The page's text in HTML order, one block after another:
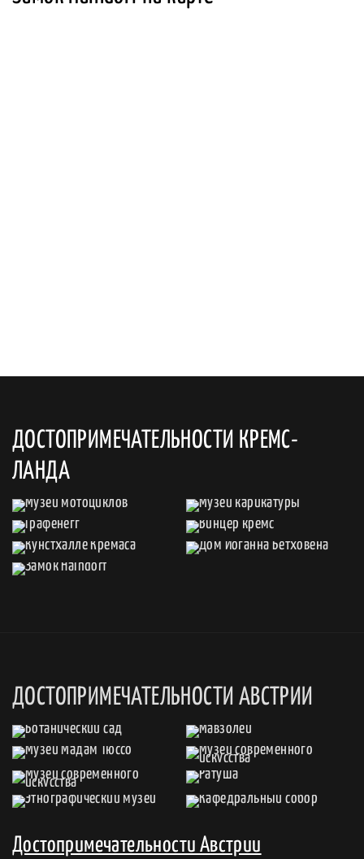
ДОСТОПРИМЕЧАТЕЛЬНОСТИ КРЕМС-
ЛАНДА
ДОСТОПРИМЕЧАТЕЛЬНОСТИ АВСТРИИ
Достопримечательности Австрии